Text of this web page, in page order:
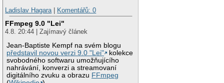
Ladislav Hagara| Komentářů: 0
FFmpeg 9.0 "Lei"
4.8. 20:44 | Zajímavý článek
Jean-Baptiste Kempf na svém blogu
představil novou verzi 9.0 "Lei"
kolekce
svobodného softwaru umožňujícího
nahrávání, konverzi a streamovaní
digitálního zvuku a obrazu FFmpeg